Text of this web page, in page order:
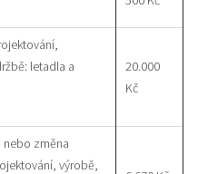
letadla a
20.000
Kč
změna
výrobě,